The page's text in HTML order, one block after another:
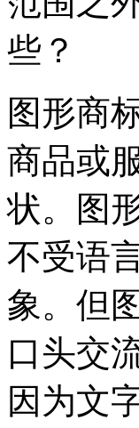
些？
图形商
商品或
状。图
不受语
象。但
口头交
因为文